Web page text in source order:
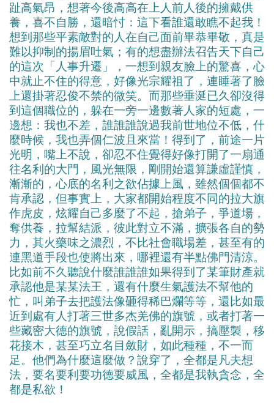
趾高氣昂，想著今後高高在上人前人後的擁戴供
養，喜不自勝，還暗忖：這下看誰還敢瞧不起我！
想到那些平素敵對的人在自己面前畢恭畢敬，真是
難以抑制的揚眉吐氣；有的想盡辦法召告天下自己
的這次「人事升遷」，一想到親友臉上的驚喜，心
中就止不住的得意，好像光宗耀祖了，連睡著了臉
上還掛著忍俊不禁的微笑。而那些垂涎已久卻沒得
到這個職位的，躲在一旁一邊數著人家的短處，一
邊想：我也不差，誰誰誰說過我前世地位不低，什
麼時候，我也弄個仁波且來當！得到了，前途一片
光明，嘴上不說，卻忍不住覺得好像打開了一扇通
往名利的大門，風光無限，剛開始還算謙虛謹慎，
漸漸的，心底的名利之欲佔據上風，雖然個個都不
肯承認，但事實上，大家都開始程度不同的拉大旗
作虎皮，炫耀自己多麼了不起，搶弟子，爭道場，
奪供養，拉幫結派，彼此對立不滿，擴張各自的勢
力，其火藥味之濃烈，不比社會職場差，甚至有的
連黑道手段也使將出來，哪裡還有半點佛門清涼。
比如前不久聽說什麼誰誰誰如果得到了某筆財產就
承認他是某某法王，還有什麼生氣護法不幫他的
忙，叫弟子去把護法像砸得稀巴爛等等，還比如最
近到處有人打著三世多杰羌佛的旗號，或者打著一
些藏密大德的旗號，說假話，亂開示，搞壓製，移
花接木，甚至巧立名目斂財，如此種種，不一而
足。他們為什麼這麼做？說穿了，全都是凡夫想
法，要名要利要功德要威風，全都是我執貪念，全
都是私欲！